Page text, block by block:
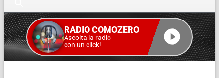
RADIO COMOZERO
Ascolta la radio
con un click!